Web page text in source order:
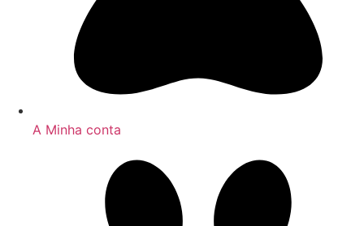
A Minha conta